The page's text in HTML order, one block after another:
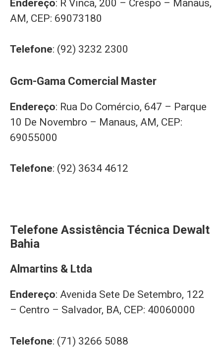
Endereço: R Vinca, 200 – Crespo – Manaus,
AM, CEP: 69073180
Telefone: (92) 3232 2300
Gcm-Gama Comercial Master
Endereço: Rua Do Comércio, 647 – Parque
10 De Novembro – Manaus, AM, CEP:
69055000
Telefone: (92) 3634 4612
Telefone Assistência Técnica Dewalt
Bahia
Almartins & Ltda
Endereço: Avenida Sete De Setembro, 122
– Centro – Salvador, BA, CEP: 40060000
Telefone: (71) 3266 5088